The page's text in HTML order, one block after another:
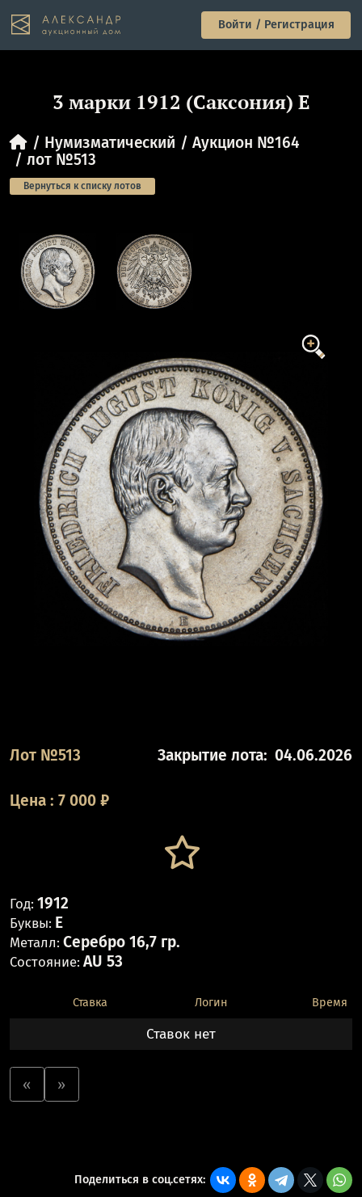
Войти / Регистрация
3 марки 1912 (Саксония) Е
Нумизматический
Аукцион №164
лот №513
Вернуться к списку лотов
Лот №513 Закрытие лота: 04.06.2026
Цена : 7 000 ₽
Год: 1912
Буквы: Е
Металл: Серебро 16,7 гр.
Состояние: AU 53
Ставка Логин Время
Ставок нет
« »
Поделиться в соц.сетях: